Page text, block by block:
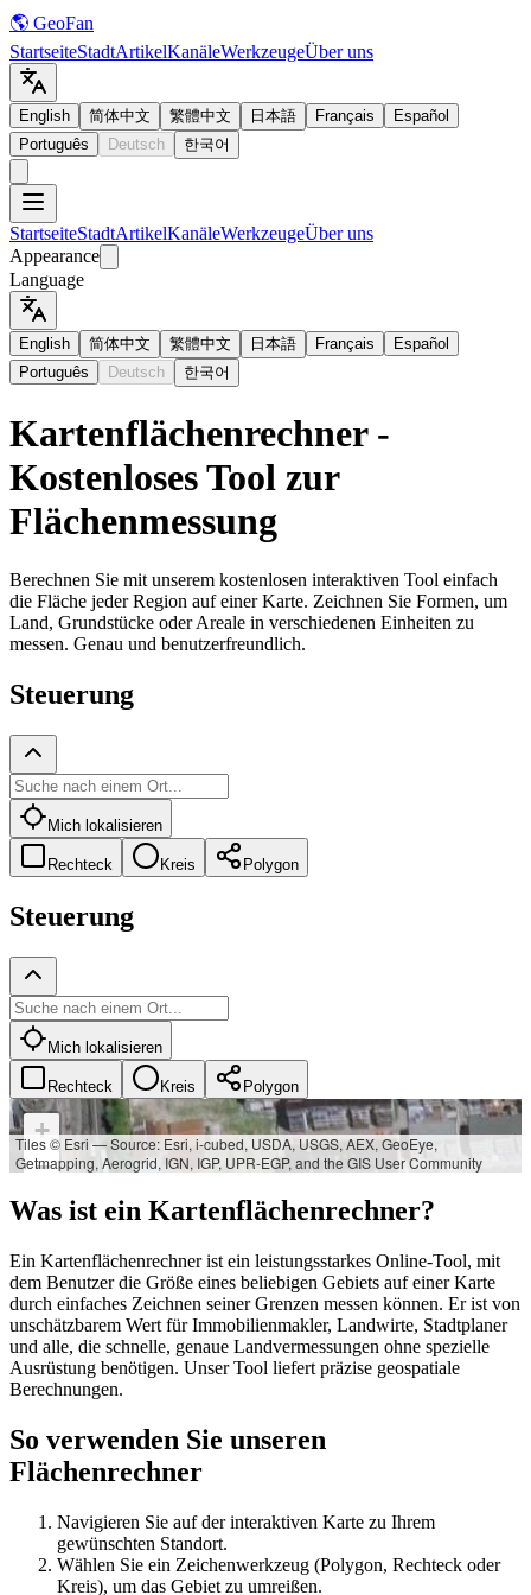
🌎 GeoFan
StartseiteStadtArtikelKanäleWerkzeugeÜber uns
English 简体中文 繁體中文 日本語 Français
Español
Português
Deutsch 한국어
StartseiteStadtArtikelKanäleWerkzeugeÜber uns
Appearance
Language
English 简体中文 繁體中文 日本語 Français
Español
Português
Deutsch 한국어
Kartenflächenrechner -
Kostenloses Tool zur
Flächenmessung
Berechnen Sie mit unserem kostenlosen interaktiven Tool einfach
die Fläche jeder Region auf einer Karte. Zeichnen Sie Formen, um
Land, Grundstücke oder Areale in verschiedenen Einheiten zu
messen. Genau und benutzerfreundlich.
Steuerung
Mich lokalisieren
Rechteck Kreis Polygon
Steuerung
Mich lokalisieren
Rechteck Kreis Polygon
+
−
Tiles © Esri — Source: Esri, i-cubed, USDA, USGS, AEX, GeoEye,
Getmapping, Aerogrid, IGN, IGP, UPR-EGP, and the GIS User Community
Was ist ein Kartenflächenrechner?
Ein Kartenflächenrechner ist ein leistungsstarkes Online-Tool, mit
dem Benutzer die Größe eines beliebigen Gebiets auf einer Karte
durch einfaches Zeichnen seiner Grenzen messen können. Er ist von
unschätzbarem Wert für Immobilienmakler, Landwirte, Stadtplaner
und alle, die schnelle, genaue Landvermessungen ohne spezielle
Ausrüstung benötigen. Unser Tool liefert präzise geospatiale
Berechnungen.
So verwenden Sie unseren
Flächenrechner
Navigieren Sie auf der interaktiven Karte zu Ihrem
gewünschten Standort.
Wählen Sie ein Zeichenwerkzeug (Polygon, Rechteck oder
Kreis), um das Gebiet zu umreißen.